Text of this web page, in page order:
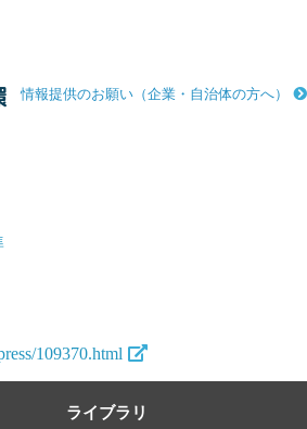
情報提供のお願い（企業・自治体の方へ）
109370.html
ライブラリ